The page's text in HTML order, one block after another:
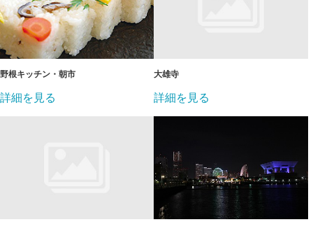
野根キッチン・朝市
詳細を見る
大雄寺
詳細を見る